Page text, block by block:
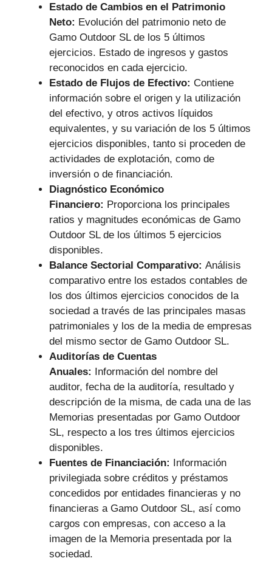
Estado de Cambios en el Patrimonio
Neto: Evolución del patrimonio neto de
Gamo Outdoor SL de los 5 últimos
ejercicios. Estado de ingresos y gastos
reconocidos en cada ejercicio.
Estado de Flujos de Efectivo: Contiene
información sobre el origen y la utilización
del efectivo, y otros activos líquidos
equivalentes, y su variación de los 5 últimos
ejercicios disponibles, tanto si proceden de
actividades de explotación, como de
inversión o de financiación.
Diagnóstico Económico
Financiero: Proporciona los principales
ratios y magnitudes económicas de Gamo
Outdoor SL de los últimos 5 ejercicios
disponibles.
Balance Sectorial Comparativo: Análisis
comparativo entre los estados contables de
los dos últimos ejercicios conocidos de la
sociedad a través de las principales masas
patrimoniales y los de la media de empresas
del mismo sector de Gamo Outdoor SL.
Auditorías de Cuentas
Anuales: Información del nombre del
auditor, fecha de la auditoría, resultado y
descripción de la misma, de cada una de las
Memorias presentadas por Gamo Outdoor
SL, respecto a los tres últimos ejercicios
disponibles.
Fuentes de Financiación: Información
privilegiada sobre créditos y préstamos
concedidos por entidades financieras y no
financieras a Gamo Outdoor SL, así como
cargos con empresas, con acceso a la
imagen de la Memoria presentada por la
sociedad.